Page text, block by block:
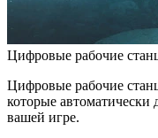
Цифровые рабочие
Цифровые рабочие
которые автоматически
вашей игре.